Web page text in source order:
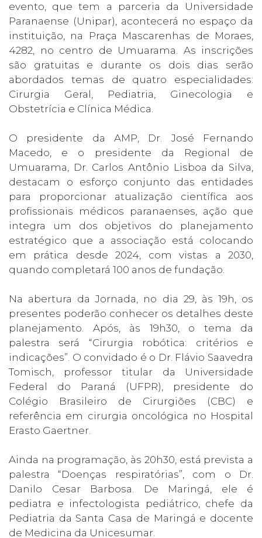
evento, que tem a parceria da Universidade
Paranaense (Unipar), acontecerá no espaço da
instituição, na Praça Mascarenhas de Moraes,
4282, no centro de Umuarama. As inscrições
são gratuitas e durante os dois dias serão
abordados temas de quatro especialidades:
Cirurgia Geral, Pediatria, Ginecologia e
Obstetrícia e Clínica Médica.
O presidente da AMP, Dr. José Fernando
Macedo, e o presidente da Regional de
Umuarama, Dr. Carlos Antônio Lisboa da Silva,
destacam o esforço conjunto das entidades
para proporcionar atualização científica aos
profissionais médicos paranaenses, ação que
integra um dos objetivos do planejamento
estratégico que a associação está colocando
em prática desde 2024, com vistas a 2030,
quando completará 100 anos de fundação.
Na abertura da Jornada, no dia 29, às 19h, os
presentes poderão conhecer os detalhes deste
planejamento. Após, às 19h30, o tema da
palestra será “Cirurgia robótica: critérios e
indicações”. O convidado é o Dr. Flávio Saavedra
Tomisch, professor titular da Universidade
Federal do Paraná (UFPR), presidente do
Colégio Brasileiro de Cirurgiões (CBC) e
referência em cirurgia oncológica no Hospital
Erasto Gaertner.
Ainda na programação, às 20h30, está prevista a
palestra “Doenças respiratórias”, com o Dr.
Danilo Cesar Barbosa. De Maringá, ele é
pediatra e infectologista pediátrico, chefe da
Pediatria da Santa Casa de Maringá e docente
de Medicina da Unicesumar.